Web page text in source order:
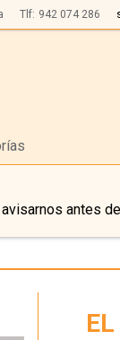
Tlf: 942 074 286
avisarnos antes